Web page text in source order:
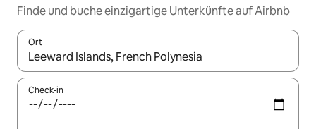
Finde und buche einzigartige Unterkünfte auf Airbnb
Ort
Wenn Ergebnisse verfügbar sind, navigiere mit den
Check-in